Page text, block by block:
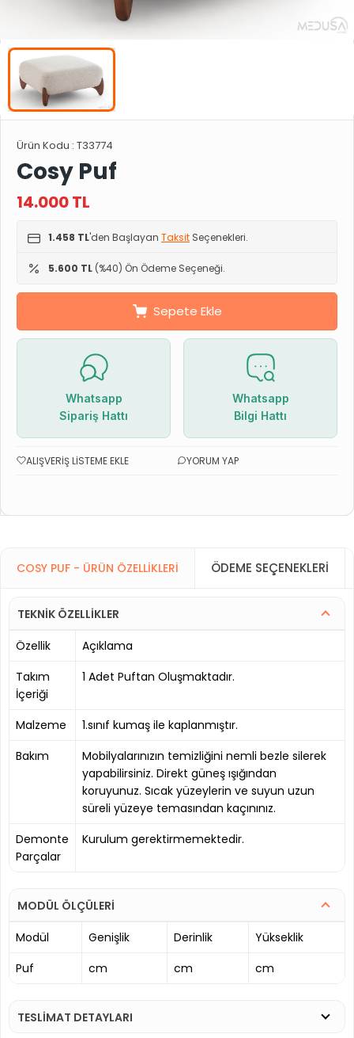
Ürün Kodu : T33774
Cosy Puf
14.000TL
1.458 TL'den Başlayan Taksit Seçenekleri.
5.600 TL (%40) Ön Ödeme Seçeneği.
Sepete Ekle
Whatsapp
Sipariş Hattı
Whatsapp
Bilgi Hattı
ALIŞVERIŞ LISTEME EKLE YORUM YAP
COSY PUF - ÜRÜN ÖZELLIKLERI ÖDEME SEÇENEKLERI
TEKNİK ÖZELLİKLER
Özellik
Açıklama
Takım
İçeriği
1 Adet Puftan Oluşmaktadır.
Malzeme
1.sınıf kumaş ile kaplanmıştır.
Bakım
Mobilyalarınızın temizliğini nemli bezle silerek
yapabilirsiniz. Direkt güneş ışığından
koruyunuz. Sıcak yüzeylerin ve suyun uzun
süreli yüzeye temasından kaçınınız.
Demonte
Parçalar
Kurulum gerektirmemektedir.
MODÜL ÖLÇÜLERİ
Modül
Genişlik Derinlik
Yükseklik
Puf
cm cm cm
TESLİMAT DETAYLARI